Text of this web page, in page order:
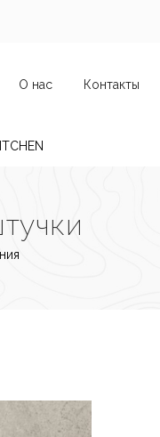
О нас Контакты